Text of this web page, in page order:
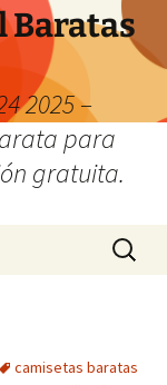
Baratas
2025 –
para
gratuita.
Buscar:
camisetas baratas